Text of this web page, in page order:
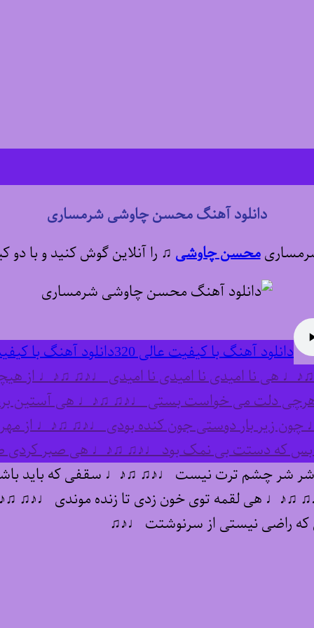
دانلود آهنگ محسن چاوشی شرمساری
محسن چاوشی ♫ را آنلاین گوش کنید و با
دانلود آهنگ با کیفیت عالی 320
دانلود آهنگ با
هی نا امیدی نا امیدی نا امیدی ♩♪♫ ♫♪♩
دلت می خواست بستی ♩♪♫ ♫♪♩ هی آستین
زیر بار دوستی جون کنده بودی ♩♪♫ ♫♪♩ از
که دستت بی نمک بود ♩♪♫ ♫♪♩ هی صبر کردی
شر چشم ترت نیست ♩♪♫ ♫♪♩ سقفی که باید
♫♪♩ هی لقمه توی خون زدی تا زنده موندی ♩♪♫
راضی نیستی از سرنوشتت ♩♪♫